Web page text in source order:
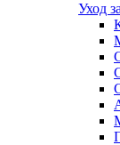
Уход